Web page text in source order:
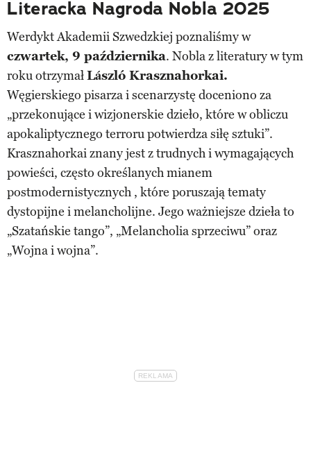
Literacka Nagroda Nobla 2025
Werdykt Akademii Szwedzkiej poznaliśmy w
czwartek, 9 października. Nobla z literatury w tym
roku otrzymałLászló Krasznahorkai.
Węgierskiego pisarza i scenarzystę doceniono za
„przekonujące i wizjonerskie dzieło, które w obliczu
apokaliptycznego terroru potwierdza siłę sztuki”.
Krasznahorkai znany jest z trudnych i wymagających
powieści, często określanych mianem
postmodernistycznych , które poruszają tematy
dystopijne i melancholijne. Jego ważniejsze dzieła to
„Szatańskie tango”, „Melancholia sprzeciwu” oraz
„Wojna i wojna”.